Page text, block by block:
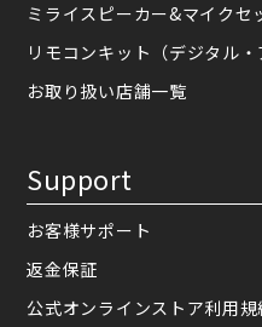
ミライスピーカー&マイクセ
リモコンキット（デジタル・
お取り扱い店舗一覧
Support
お客様サポート
返金保証
公式オンラインストア利用規